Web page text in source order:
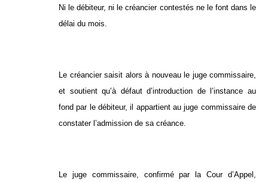
Ni le débiteur, ni le créancier contestés ne le font dans le
délai du mois.
Le créancier saisit alors à nouveau le juge commissaire,
et soutient qu’à défaut d’introduction de l’instance au
fond par le débiteur, il appartient au juge commissaire de
constater l’admission de sa créance.
Le juge commissaire, confirmé par la Cour d’Appel,